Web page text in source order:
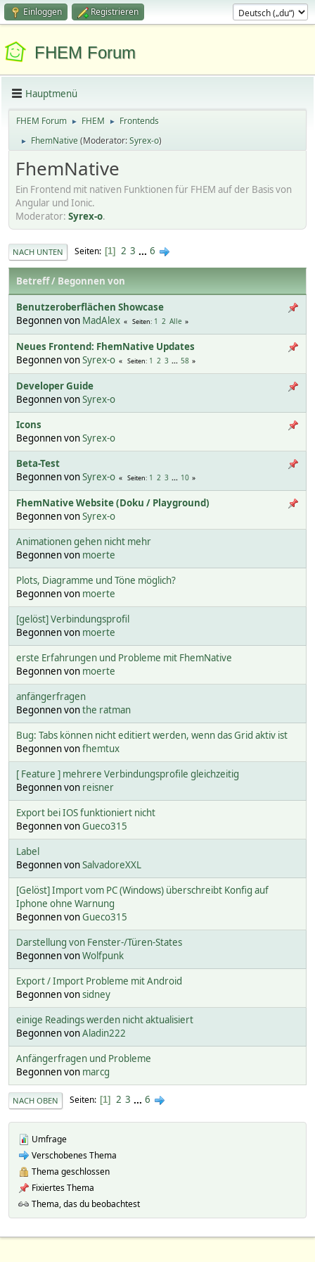
Einloggen Registrieren
FHEM Forum
Hauptmenü
FHEM Forum ► FHEM ► Frontends
► FhemNative(Moderator:Syrex-o)
FhemNative
Ein Frontend mit nativen Funktionen für FHEM auf der Basis von
Angular und Ionic.
Moderator: Syrex-o.
NACH UNTEN Seiten 1 2 3 ... 6
Betreff/ Begonnen von
Benutzeroberflächen Showcase
Begonnen von MadAlex Seiten 1 2 Alle
Neues Frontend: FhemNative Updates
Begonnen vonSyrex-o Seiten 1 2 3 ... 58
Developer Guide
Begonnen vonSyrex-o
Icons
Begonnen vonSyrex-o
Beta-Test
Begonnen vonSyrex-o Seiten 1 2 3 ... 10
FhemNative Website (Doku / Playground)
Begonnen vonSyrex-o
Animationen gehen nicht mehr
Begonnen von moerte
Plots, Diagramme und Töne möglich?
Begonnen von moerte
[gelöst] Verbindungsprofil
Begonnen von moerte
erste Erfahrungen und Probleme mit FhemNative
Begonnen von moerte
anfängerfragen
Begonnen vonthe ratman
Bug: Tabs können nicht editiert werden, wenn das Grid aktiv ist
Begonnen vonfhemtux
[ Feature ] mehrere Verbindungsprofile gleichzeitig
Begonnen von reisner
Export bei IOS funktioniert nicht
Begonnen vonGueco315
Label
Begonnen vonSalvadoreXXL
[Gelöst] Import vom PC (Windows) überschreibt Konfig auf
Iphone ohne Warnung
Begonnen vonGueco315
Darstellung von Fenster-/Türen-States
Begonnen vonWolfpunk
Export / Import Probleme mit Android
Begonnen vonsidney
einige Readings werden nicht aktualisiert
Begonnen vonAladin222
Anfängerfragen und Probleme
Begonnen von marcg
NACH OBEN Seiten 1 2 3 ... 6
Umfrage
Verschobenes Thema
Thema geschlossen
Fixiertes Thema
Thema, das du beobachtest